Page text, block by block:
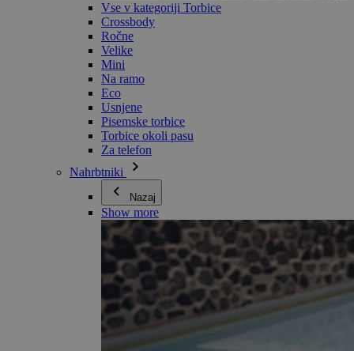
Vse v kategoriji Torbice
Crossbody
Ročne
Velike
Mini
Na ramo
Eco
Usnjene
Pisemske torbice
Torbice okoli pasu
Za telefon
Nahrbtniki
Nazaj
Show more